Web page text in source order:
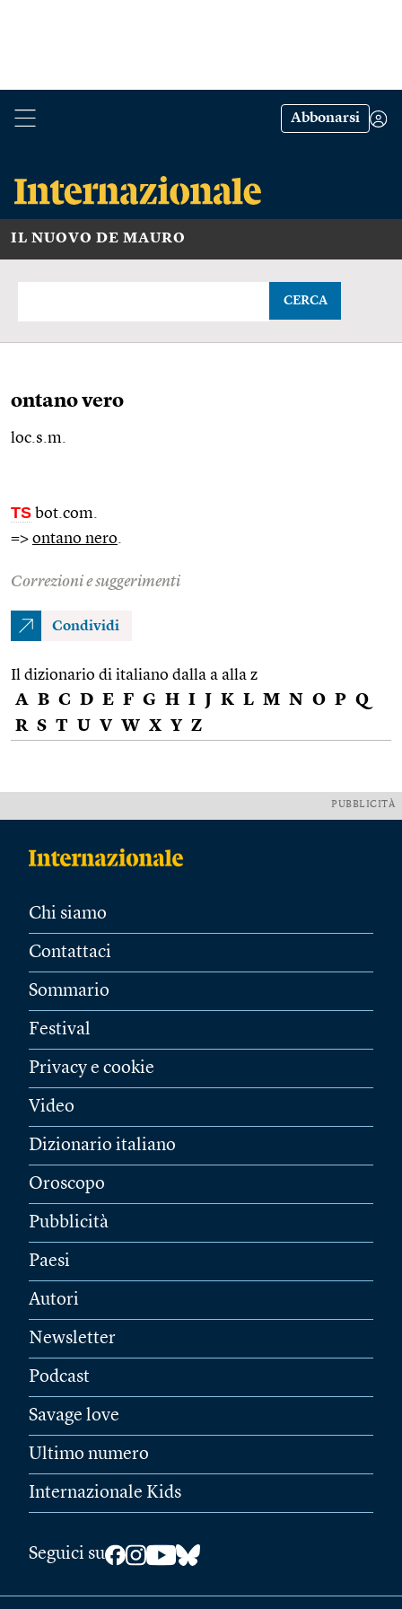
Abbonarsi
IL NUOVO DE MAURO
CERCA
ontano vero
loc.s.m.
TS bot.com.
=> ontano nero
Correzioni e suggerimenti
Condividi
Il dizionario di italiano dalla a alla z
A B C D E F G H I J K L M N O P Q
R S T U V W X Y Z
PUBBLICITÀ
Chi siamo
Contattaci
Sommario
Festival
Privacy e cookie
Video
Dizionario italiano
Oroscopo
Pubblicità
Paesi
Autori
Newsletter
Podcast
Savage love
Ultimo numero
Internazionale Kids
Seguici su